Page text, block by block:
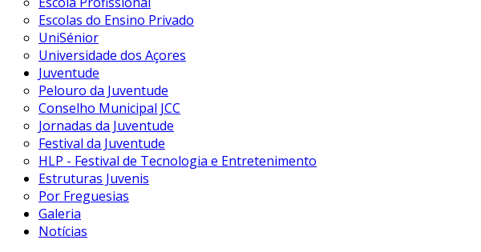
Escolas do Ensino Privado
UniSénior
Universidade dos Açores
Juventude
Pelouro da Juventude
Conselho Municipal JCC
Jornadas da Juventude
Festival da Juventude
HLP - Festival de Tecnologia e Entretenimento
Estruturas Juvenis
Por Freguesias
Galeria
Notícias